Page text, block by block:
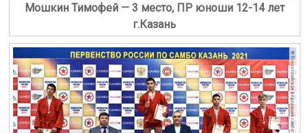
Мошкин Тимофей — 3 место, ПР юноши 12-14 лет
г.Казань